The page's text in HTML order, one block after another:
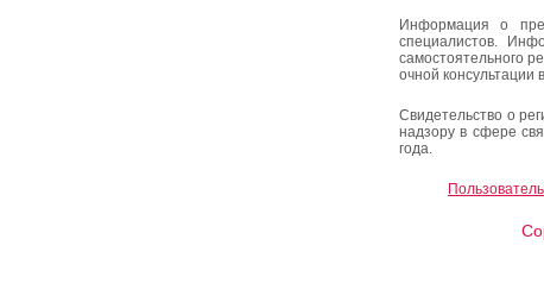
Информация о
специалистов.
самостоятельного
очной консультации
Свидетельство о
надзору в сфере
года.